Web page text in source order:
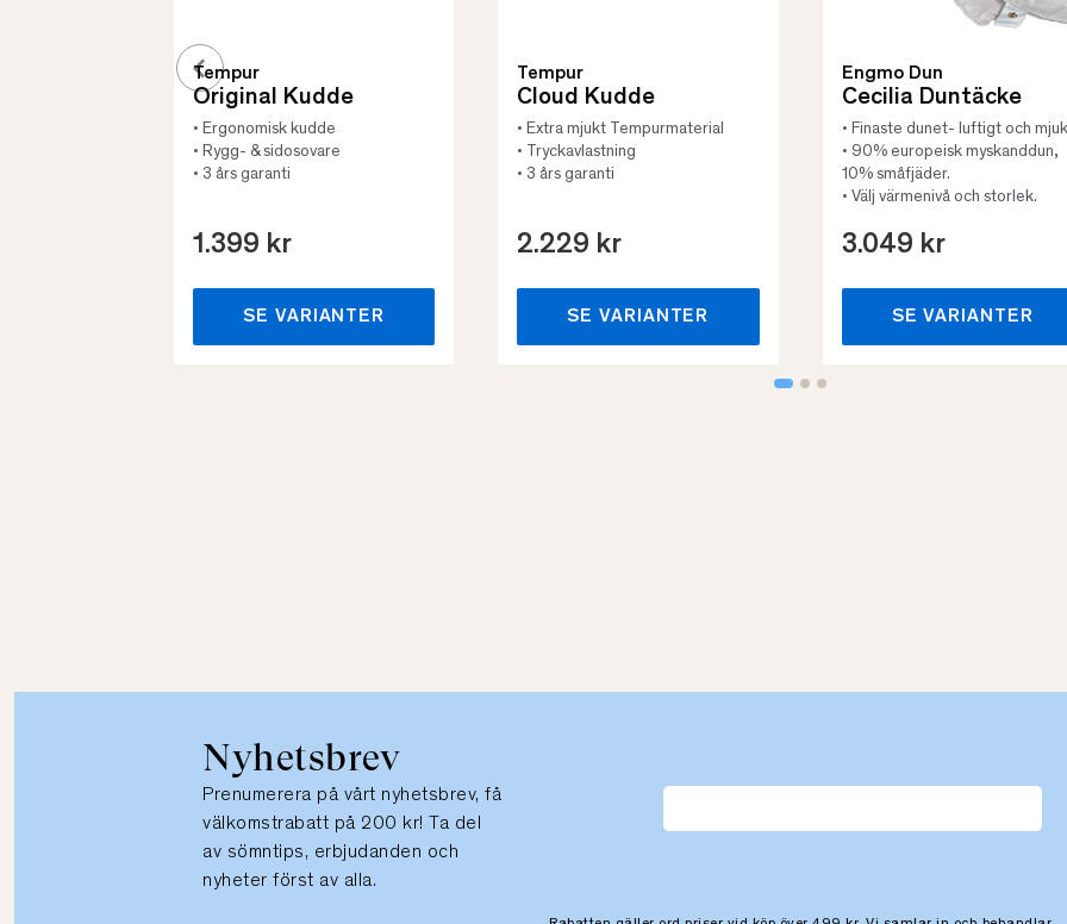
Tempur
Original Kudde
• Ergonomisk kudde
• Rygg- & sidosovare
• 3 års garanti
1.399 kr
SE VARIANTER
Tempur
Cloud Kudde
• Extra mjukt Tempurmaterial
• Tryckavlastning
• 3 års garanti
2.229 kr
SE VARIANTER
Engmo Dun
Cecilia Duntäcke
• Finaste dunet- luftigt och
• 90% europeisk myskanddun,
10% småfjäder.
• Välj värmenivå och storlek.
3.049 kr
SE VARIANTER
Nyhetsbrev
Prenumerera på vårt nyhetsbrev, få
välkomstrabatt på 200 kr! Ta del
av sömntips, erbjudanden och
nyheter först av alla.